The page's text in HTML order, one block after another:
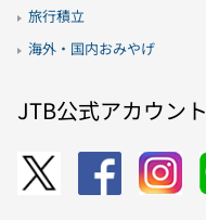
旅行積立
海外・国内おみやげ
JTB公式アカウント